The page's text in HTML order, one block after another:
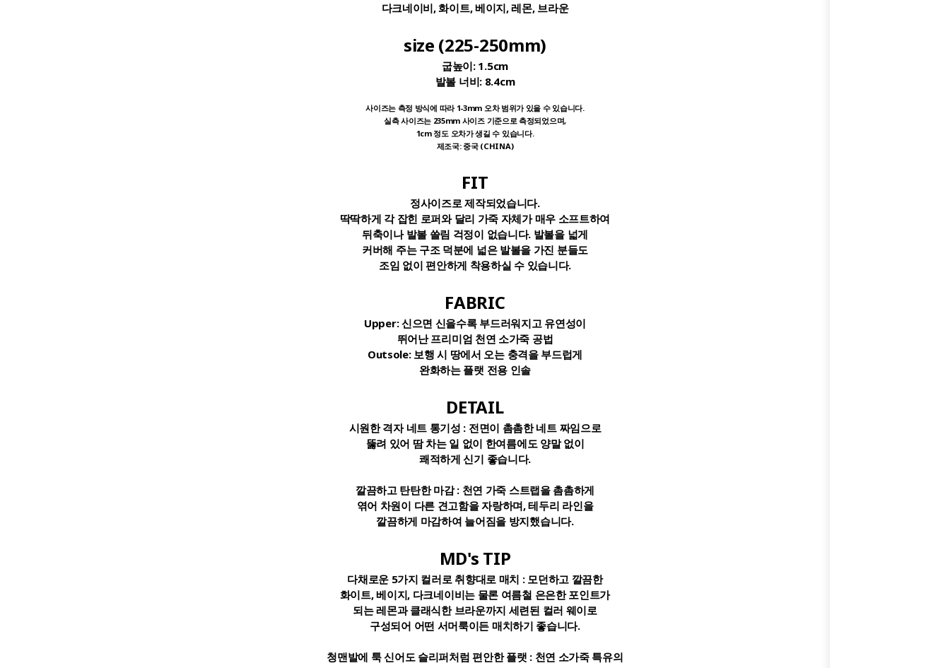
다크네이비, 화이트, 베이지, 레몬, 브라운
size (225-250mm)
굽높이:1.5cm
발볼 너비: 8.4cm
사이즈는 측정 방식에 따라 1-3mm 오차 범위가 있을 수 있습니다.
실측 사이즈는 235mm 사이즈 기준으로 측정되었으며,
1cm 정도 오차가 생길 수 있습니다.
제조국: 중국 (CHINA)
FIT
정사이즈로 제작되었습니다.
딱딱하게 각 잡힌 로퍼와 달리 가죽 자체가 매우 소프트하여
뒤축이나 발볼 쓸림 걱정이 없습니다. 발볼을 넓게
커버해 주는 구조 덕분에 넓은 발볼을 가진 분들도
조임 없이 편안하게 착용하실 수 있습니다.
FABRIC
Upper:신으면 신을수록 부드러워지고 유연성이
뛰어난 프리미엄 천연 소가죽 공법
Outsole:보행 시 땅에서 오는 충격을 부드럽게
완화하는 플랫 전용 인솔
DETAIL
시원한 격자 네트 통기성 : 전면이 촘촘한 네트 짜임으로
뚫려 있어 땀 차는 일 없이 한여름에도 양말 없이
쾌적하게 신기 좋습니다.
깔끔하고 탄탄한 마감: 천연 가죽 스트랩을 촘촘하게
엮어 차원이 다른 견고함을 자랑하며, 테두리 라인을
깔끔하게 마감하여 늘어짐을 방지했습니다.
MD's TIP
다채로운 5가지 컬러로 취향대로 매치 :모던하고 깔끔한
화이트, 베이지, 다크네이비는 물론 여름철 은은한 포인트가
되는 레몬과 클래식한 브라운까지 세련된 컬러 웨이로
구성되어 어떤 서머룩이든 매치하기 좋습니다.
청맨발에 툭 신어도 슬리퍼처럼 편안한 플랫 : 천연 소가죽 특유의